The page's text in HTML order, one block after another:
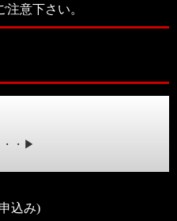
意下さい。
・・▶
込み)